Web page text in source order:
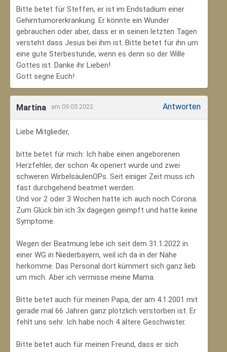
Bitte betet für Steffen, er ist im Endstadium einer
Gehirntumorerkrankung. Er könnte ein Wunder
gebrauchen oder aber, dass er in seinen letzten Tagen
versteht dass Jesus bei ihm ist. Bitte betet für ihn um
eine gute Sterbestunde, wenn es denn so der Wille
Gottes ist. Danke ihr Lieben!
Gott segne Euch!
Martina am 09.05.2022 Antworten
Liebe Mitglieder,
bitte betet für mich: Ich habe einen angeborenen
Herzfehler, der schon 4x operiert wurde und zwei
schweren WirbelsäulenOPs. Seit einiger Zeit muss ich
fast durchgehend beatmet werden.
Und vor 2 oder 3 Wochen hatte ich auch noch Corona.
Zum Glück bin ich 3x dagegen geimpft und hatte keine
Symptome.
Wegen der Beatmung lebe ich seit dem 31.1.2022 in
einer WG in Niederbayern, weil ich da in der Nähe
herkomme. Das Personal dort kümmert sich ganz lieb
um mich. Aber ich vermisse meine Mama.
Bitte betet auch für meinen Papa, der am 4.1.2001 mit
gerade mal 66 Jahren ganz plötzlich verstorben ist. Er
fehlt uns sehr. Ich habe noch 4 ältere Geschwister.
Bitte betet auch für meinen Freund, dass er sich